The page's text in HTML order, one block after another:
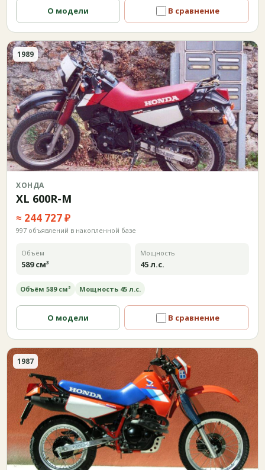
О модели В сравнение
1989
ХОНДА
XL 600R-M
≈ 244 727 ₽
997 объявлений в накопленной базе
Объём
589 см³
Мощность
45 л.с.
Объём 589 см³ Мощность 45 л.с.
О модели В сравнение
1987